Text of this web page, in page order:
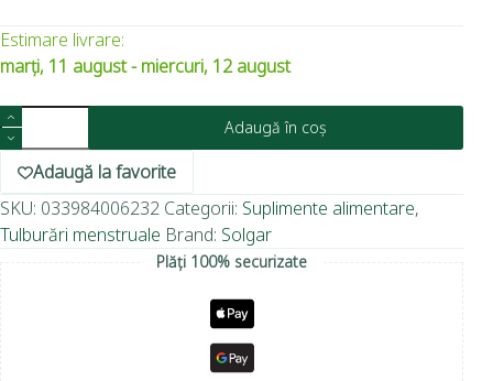
Estimare livrare:
marți, 11 august - miercuri, 12 august
Adaugă în coș
Adaugă la favorite
SKU: 033984006232 Categorii: Suplimente alimentare,
Tulburări menstruale Brand: Solgar
Plăți 100% securizate